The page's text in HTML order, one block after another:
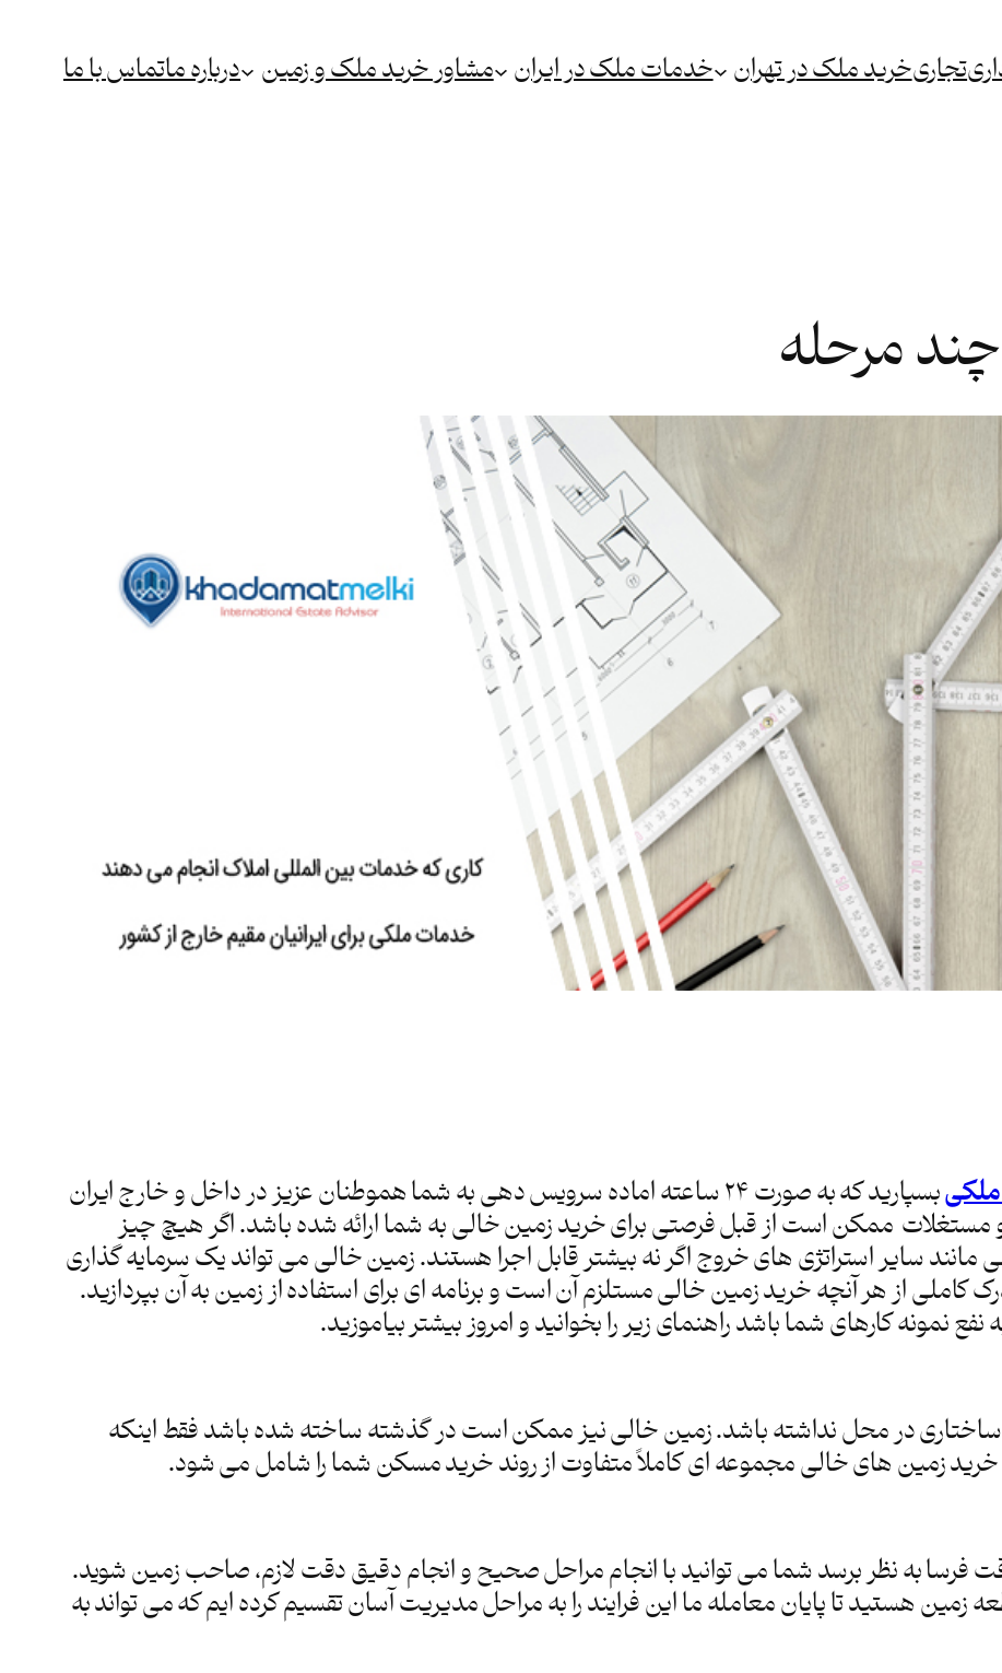
تجاریخرید ملک در تهران خدمات ملک در ایران مشاور خرید ملک و زمین درباره ماتماس با ما
مرحله
بسپارید که به صورت 24 ساعته اماده سرویس دهی به شما هموطنان عزیز در داخل و خارج ایران
مستغلات ممکن است از قبل فرصتی برای خرید زمین خالی به شما ارائه شده باشد. اگر هیچ چیز
سایر استراتژی های خروج اگر نه بیشتر قابل اجرا هستند. زمین خالی می تواند یک سرمایه گذاری
کاملی از هر آنچه خرید زمین خالی مستلزم آن است و برنامه ای برای استفاده از زمین به آن بپردازید.
نمونه کارهای شما باشد راهنمای زیر را بخوانید و امروز بیشتر بیاموزید.
در محل نداشته باشد. زمین خالی نیز ممکن است در گذشته ساخته شده باشد فقط اینکه
زمین های خالی مجموعه ای کاملاً متفاوت از روند خرید مسکن شما را شامل می شود.
به نظر برسد شما می توانید با انجام مراحل صحیح و انجام دقیق دقت لازم، صاحب زمین شوید.
هستید تا پایان معامله ما این فرایند را به مراحل مدیریت آسان تقسیم کرده ایم که می تواند به